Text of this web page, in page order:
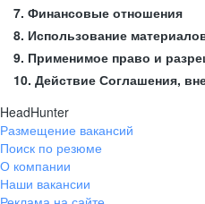
7. Финансовые отношения
8. Использование
9. Применимое право и
10. Действие Соглашения,
HeadHunter
Размещение вакансий
Поиск по резюме
О компании
Наши вакансии